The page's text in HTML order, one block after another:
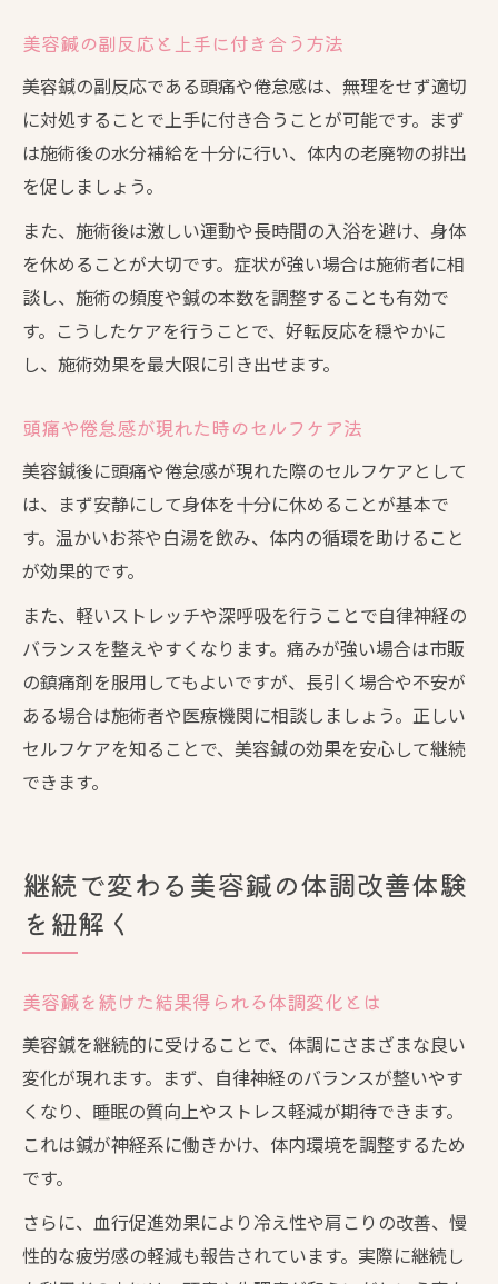
美容鍼の副反応と上手に付き合う方法
美容鍼の副反応である頭痛や倦怠感は、無理をせず適切
に対処することで上手に付き合うことが可能です。まず
は施術後の水分補給を十分に行い、体内の老廃物の排出
を促しましょう。
また、施術後は激しい運動や長時間の入浴を避け、身体
を休めることが大切です。症状が強い場合は施術者に相
談し、施術の頻度や鍼の本数を調整することも有効で
す。こうしたケアを行うことで、好転反応を穏やかに
し、施術効果を最大限に引き出せます。
頭痛や倦怠感が現れた時のセルフケア法
美容鍼後に頭痛や倦怠感が現れた際のセルフケアとして
は、まず安静にして身体を十分に休めることが基本で
す。温かいお茶や白湯を飲み、体内の循環を助けること
が効果的です。
また、軽いストレッチや深呼吸を行うことで自律神経の
バランスを整えやすくなります。痛みが強い場合は市販
の鎮痛剤を服用してもよいですが、長引く場合や不安が
ある場合は施術者や医療機関に相談しましょう。正しい
セルフケアを知ることで、美容鍼の効果を安心して継続
できます。
継続で変わる美容鍼の体調改善体験
を紐解く
美容鍼を続けた結果得られる体調変化とは
美容鍼を継続的に受けることで、体調にさまざまな良い
変化が現れます。まず、自律神経のバランスが整いやす
くなり、睡眠の質向上やストレス軽減が期待できます。
これは鍼が神経系に働きかけ、体内環境を調整するため
です。
さらに、血行促進効果により冷え性や肩こりの改善、慢
性的な疲労感の軽減も報告されています。実際に継続し